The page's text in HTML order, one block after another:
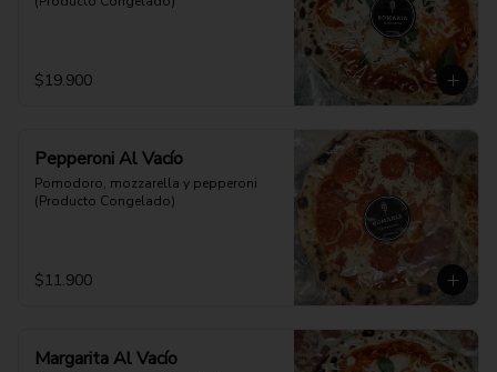
$19.900
Pepperoni Al Vacío
Pomodoro, mozzarella y pepperoni
(Producto Congelado)
$11.900
Margarita Al Vacío